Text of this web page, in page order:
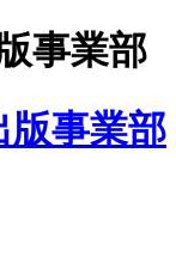
事業部